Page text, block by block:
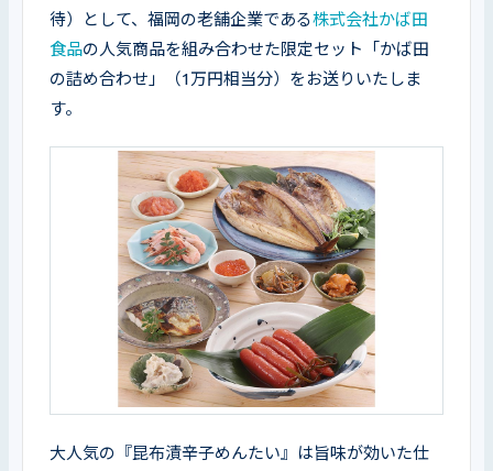
待）として、福岡の老舗企業である株式会社かば田
食品の人気商品を組み合わせた限定セット「かば田
の詰め合わせ」（1万円相当分）をお送りいたしま
す。
大人気の『昆布漬辛子めんたい』は旨味が効いた仕